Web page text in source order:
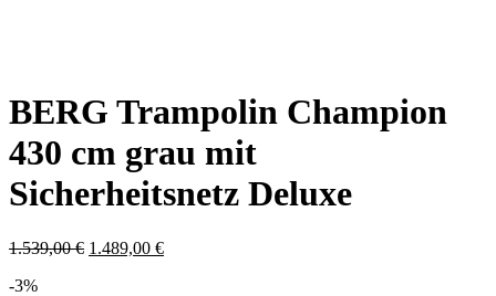
BERG Trampolin Champion
430 cm grau mit
Sicherheitsnetz Deluxe
1.539,00€ 1.489,00 €
-3%